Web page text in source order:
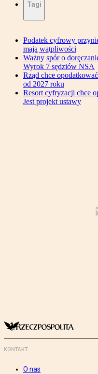
Tagi
Podatek cyfrowy
mają wątpliwości
Ważny spór o
Wyrok 7 sędziów NSA
Rząd chce
od 2027 roku
Resort cyfryzacji chce
Jest projekt ustawy
KONTAKT
O nas